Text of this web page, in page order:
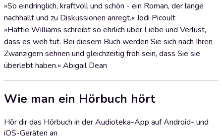
»So eindringlich, kraftvoll und schön - ein Roman, der lange
nachhallt und zu Diskussionen anregt.« Jodi Picoult
»Hattie Williams schreibt so ehrlich über Liebe und Verlust,
dass es weh tut. Bei diesem Buch werden Sie sich nach Ihren
Zwanzigern sehnen und gleichzeitig froh sein, dass Sie sie
überlebt haben.« Abigail Dean
Wie man ein Hörbuch hört
Hör dir das Hörbuch in der Audioteka-App auf Android- und
iOS-Geräten an